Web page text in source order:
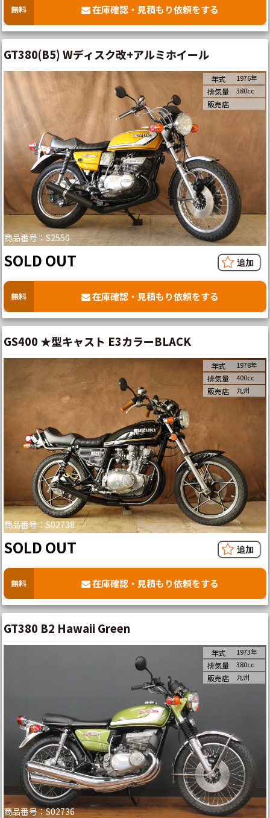
無料 在庫確認・見積もり依頼をする
GT380(B5) Wディスク改+アルミホイール
商品番号：S2550
年式 1976年
排気量 380cc
販売店
SOLD OUT
無料 在庫確認・見積もり依頼をする
GS400 ★型キャスト E3カラーBLACK
商品番号：S02738
年式 1978年
排気量 400cc
販売店 九州
SOLD OUT
無料 在庫確認・見積もり依頼をする
GT380 B2 Hawaii Green
商品番号：S02736
年式 1973年
排気量 380cc
販売店 九州